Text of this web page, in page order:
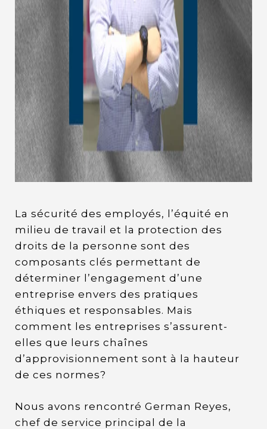
La sécurité des employés, l’équité en
milieu de travail et la protection des
droits de la personne sont des
composants clés permettant de
déterminer l’engagement d’une
entreprise envers des pratiques
éthiques et responsables. Mais
comment les entreprises s’assurent-
elles que leurs chaînes
d’approvisionnement sont à la hauteur
de ces normes?
Nous avons rencontré German Reyes,
chef de service principal de la